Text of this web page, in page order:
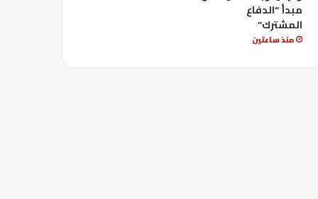
مبدأ “الدفاع
المشترك”
منذ ساعتين